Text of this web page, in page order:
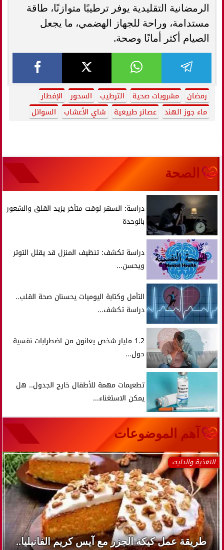
الرمضانية التقليدية يوفر ترطيبًا متوازنًا، طاقة
مستدامة، وراحة للجهاز الهضمي، ما يجعل
الصيام أكثر أمانًا وصحة.
رمضان مشروبات صحية الترطيب السحور
الإفطار
ماء جوز الهند
عصائر طبيعية شاي الأعشاب السوائل
الصحة
دراسة: السهر لوقت متأخر يزيد القلق والشعور
بالوحدة
دراسة تكشف: تنظيف المنزل قد يقلل التوتر
ويحسن...
التأمل وكتابة اليوميات يحسنان صحة القلب..
دراسة تكشف...
1.2 مليار شخص يعانون من اضطرابات نفسية
حول...
تطعيمات مهمة للأطفال خارج الجدول.. هل
يمكن الاستغناء...
آهم الموضوعات
التغذية والدايت
طريقة عمل كيكة الجزر مع آيس كريم الفانيليا..